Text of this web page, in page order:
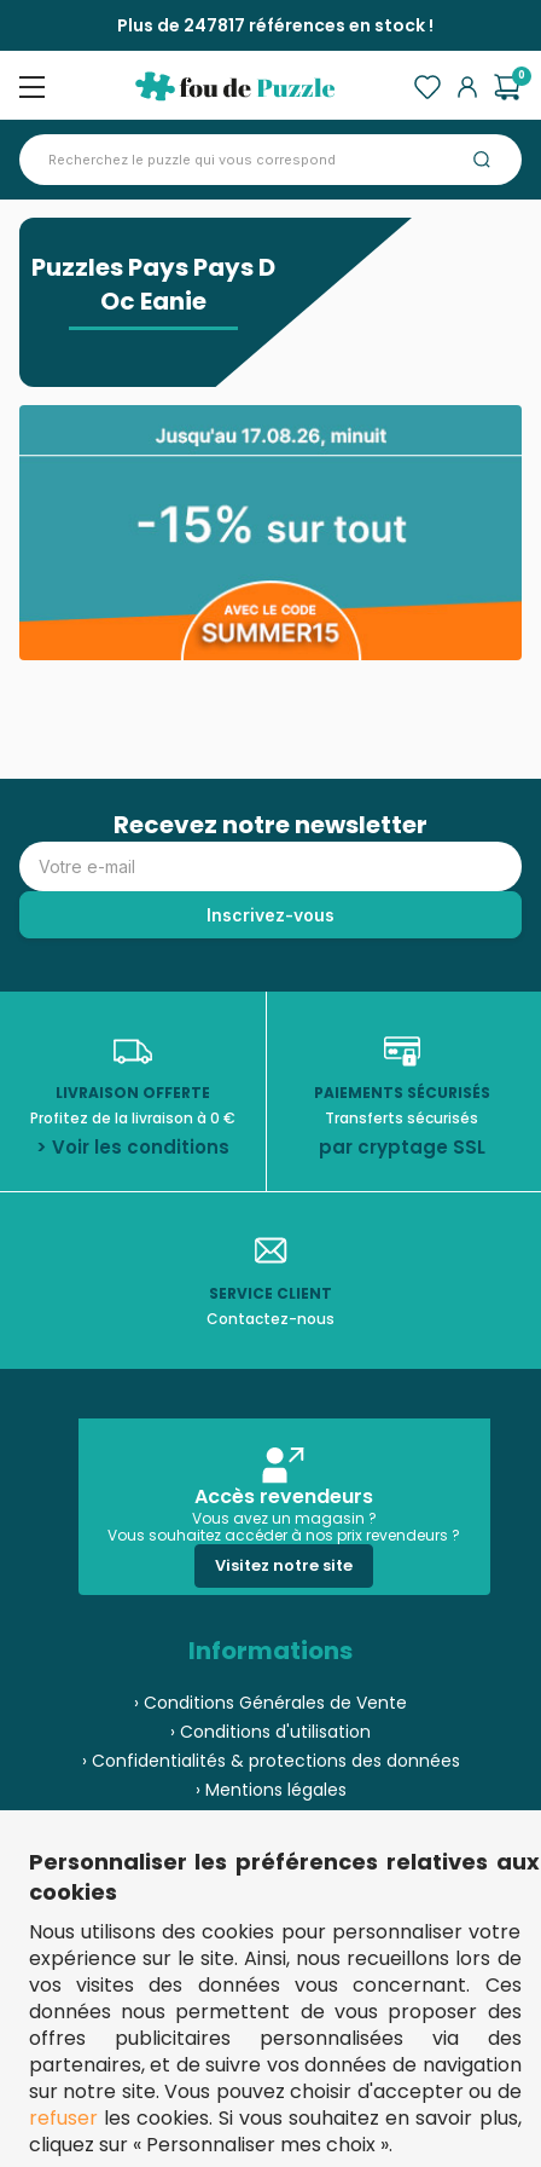
Plus de 247817 références en stock !
0
Puzzles Pays Pays D
Oc Eanie
Recevez notre newsletter
LIVRAISON OFFERTE
Profitez de la livraison à 0 €
> Voir les conditions
PAIEMENTS SÉCURISÉS
Transferts sécurisés
par cryptage SSL
SERVICE CLIENT
Contactez-nous
Accès revendeurs
Vous avez un magasin ?
Vous souhaitez accéder à nos prix revendeurs ?
Visitez notre site
Informations
› Conditions Générales de Vente
› Conditions d'utilisation
› Confidentialités & protections des données
› Mentions légales
› Paiement
› Pièces de puzzle manquantes ?
› Plan du site
** Frais d'envoi = 6,95 € (France) / gratuit à partir de 45 €.
fou-de-puzzle.com : le site référence pour acheter des puzzles de
qualité à bon prix.
© Fou-de-puzzle.com 2011 - 2026
Personnaliser les préférences relatives aux
cookies
Nous utilisons des cookies pour personnaliser votre
expérience sur le site. Ainsi, nous recueillons lors de
vos visites des données vous concernant. Ces
données nous permettent de vous proposer des
offres publicitaires personnalisées via des
partenaires, et de suivre vos données de navigation
sur notre site. Vous pouvez choisir d'accepter ou de
refuserles cookies. Si vous souhaitez en savoir plus,
cliquez sur « Personnaliser mes choix ».